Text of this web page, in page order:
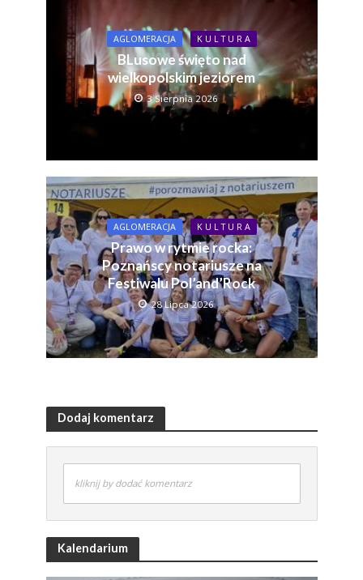
AGLOMERACJA K U L T U R A
BLusowe święto nad
wielkopolskim jeziorem
3 Sierpnia 2026
AGLOMERACJA K U L T U R A
Prawo w rytmie rocka:
Poznańscy notariusze na
Festiwalu Pol’and’Rock
28 Lipca 2026
Dodaj komentarz
kliknij by dodać komentarz
Kalendarium